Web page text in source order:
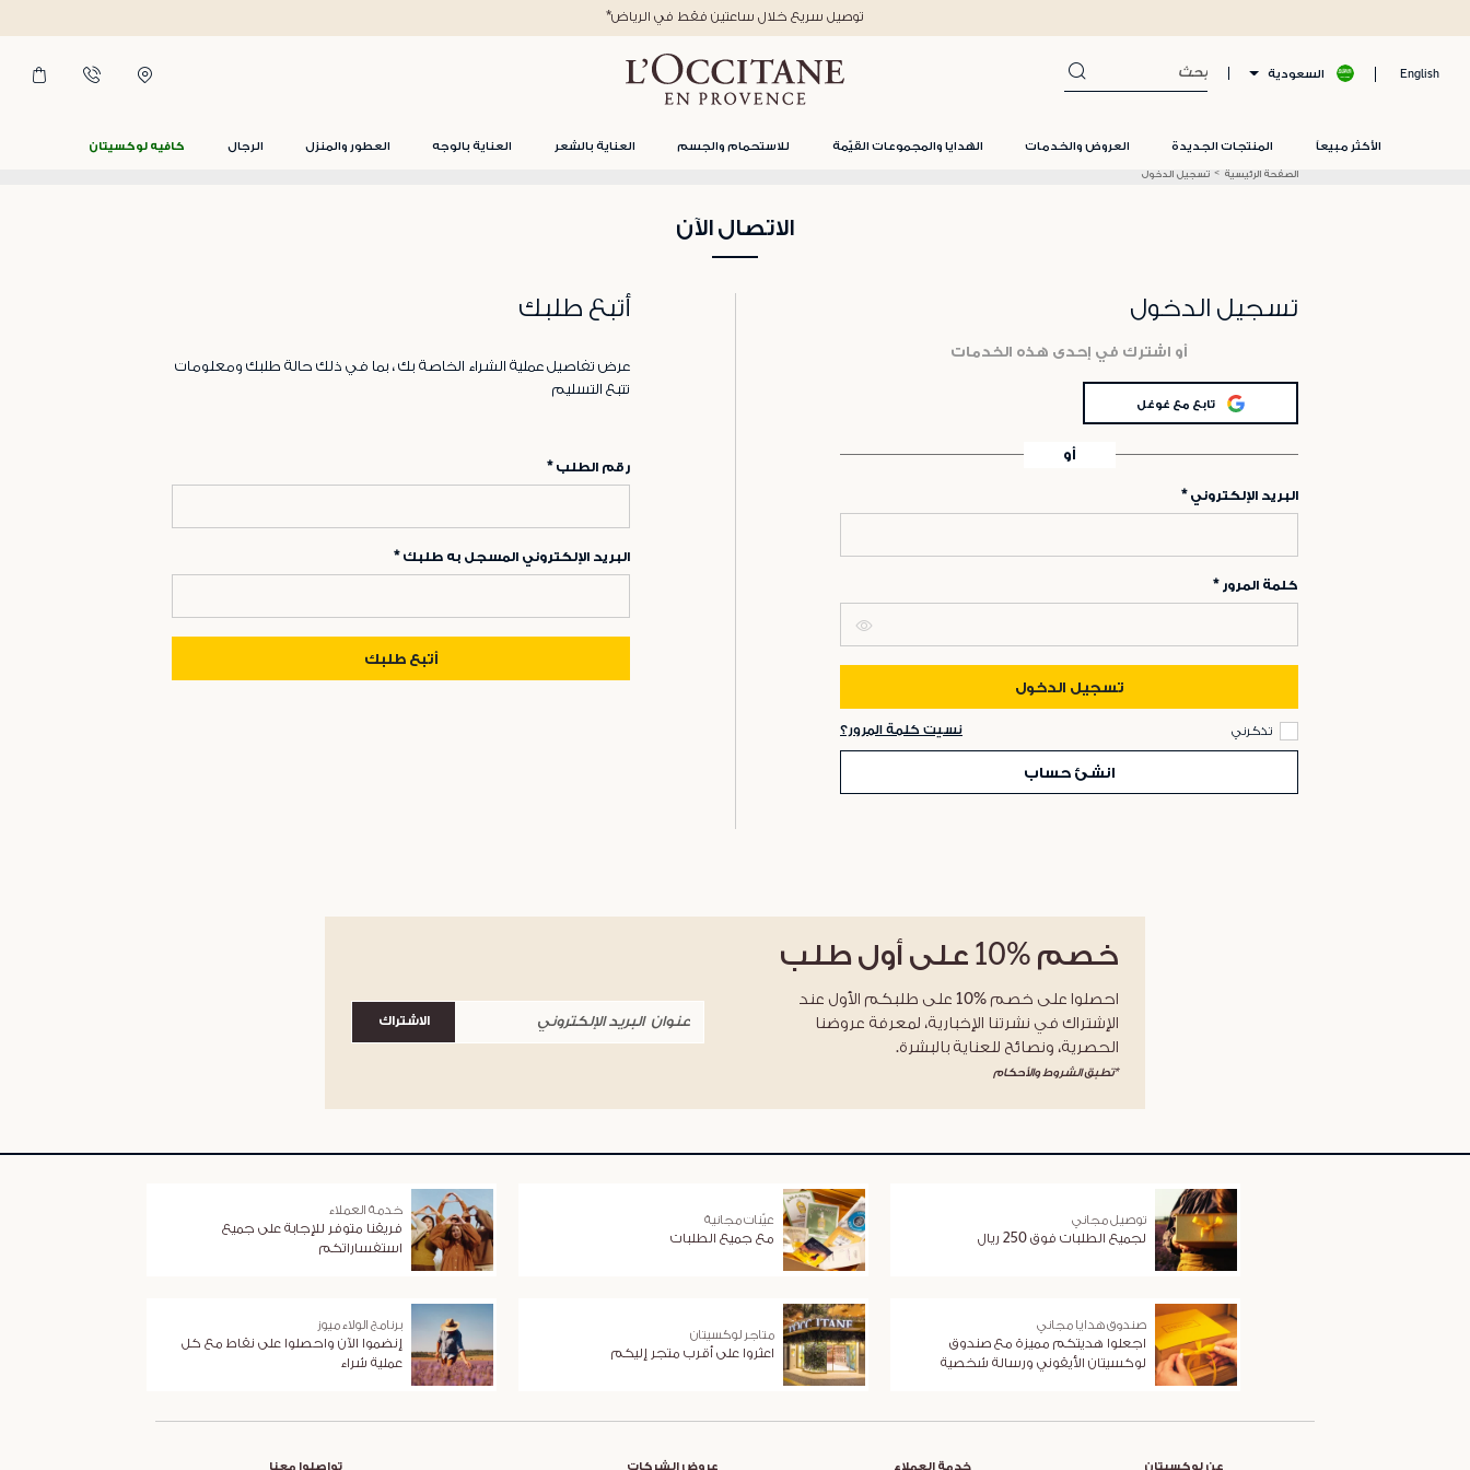
English السعودية
الأكثر مبيعاً المنتجات الجديدة العروض والخدمات الهدايا والمجموعات القيّمة للاستحمام والجسم العناية بالشعر العناية بالوجه العطور والمنزل الرجال كافيه لوكسيتان
*توصيل سريع خلال ساعتين فقط في الرياض
الصفحة الرئيسية تسجيل الدخول
الاتصال الآن
تسجيل الدخول
أو اشترك في إحدى هذه الخدمات
تابع مع غوغل
أو
البريد الإلكتروني
كلمة المرور
تسجيل الدخول
تذكرني نسيت كلمة المرور؟
انشئ حساب
أتبع طلبك
عرض تفاصيل عملية الشراء الخاصة بك ، بما في ذلك حالة طلبك ومعلومات
تتبع التسليم
رقم الطلب
البريد الإلكتروني المسجل به طلبك
أتبع طلبك
خصم %10 على أول طلب
احصلوا على خصم %10 على طلبكم الأول عند
الإشتراك في نشرتنا الإخبارية، لمعرفة عروضنا
الحصرية، ونصائح للعناية بالبشرة.
*تطبق الشروط والأحكام
الاشتراك
توصيل مجاني
لجميع الطلبات فوق 250 ريال
عيّنات مجانية
مع جميع الطلبات
خدمة العملاء
فريقنا متوفر للإجابة على جميع
استفساراتكم
صندوق هدايا مجاني
اجعلوا هديتكم مميزة مع صندوق
لوكسيتان الأيقوني ورسالة شخصية
متاجر لوكسيتان
اعثروا على أقرب متجر إليكم
برنامج الولاء ميوز
إنضموا الآن واحصلوا على نقاط مع كل
عملية شراء
عن لوكسيتان خدمة العملاء عروض الشركات تواصلوا معنا